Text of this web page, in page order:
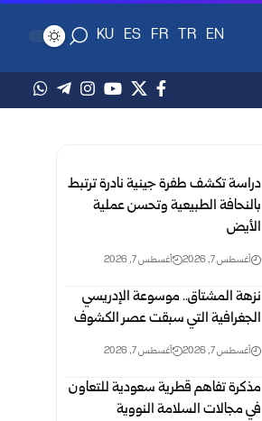
EN
TR
FR
ES
KU
دراسة تكشف طفرة جينية نادرة ترتبط
بالنحافة الطبيعية وتحسن عملية
الأيض
أغسطس 7, 2026 أغسطس 7, 2026
نزهة المشتاق.. موسوعة الإدريسي
الجغرافية التي سبقت عصر الكشوف
أغسطس 7, 2026 أغسطس 7, 2026
مذكرة تفاهم قطرية سعودية للتعاون
في مجالات السلامة النووية